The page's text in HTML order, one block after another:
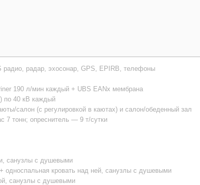
радио, радар, эхосонар, GPS, EPIRB, телефоны
190 л/мин каждый + UBS EANx мембрана
по 40 кВ каждый
салон (с регулировкой в каютах) и салон/обеденный зал
7 тонн; опреснитель — 9 т/сутки
санузлы с душевыми
односпальная кровать над ней, санузлы с душевыми
санузлы с душевыми